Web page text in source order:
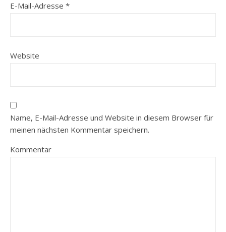
E-Mail-Adresse *
Website
Name, E-Mail-Adresse und Website in diesem Browser für
meinen nächsten Kommentar speichern.
Kommentar